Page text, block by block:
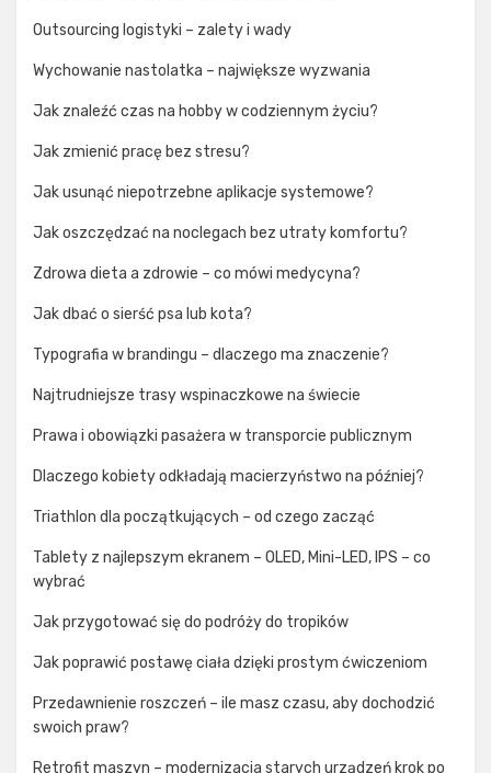
Outsourcing logistyki – zalety i wady
Wychowanie nastolatka – największe wyzwania
Jak znaleźć czas na hobby w codziennym życiu?
Jak zmienić pracę bez stresu?
Jak usunąć niepotrzebne aplikacje systemowe?
Jak oszczędzać na noclegach bez utraty komfortu?
Zdrowa dieta a zdrowie – co mówi medycyna?
Jak dbać o sierść psa lub kota?
Typografia w brandingu – dlaczego ma znaczenie?
Najtrudniejsze trasy wspinaczkowe na świecie
Prawa i obowiązki pasażera w transporcie publicznym
Dlaczego kobiety odkładają macierzyństwo na później?
Triathlon dla początkujących – od czego zacząć
Tablety z najlepszym ekranem – OLED, Mini-LED, IPS – co
wybrać
Jak przygotować się do podróży do tropików
Jak poprawić postawę ciała dzięki prostym ćwiczeniom
Przedawnienie roszczeń – ile masz czasu, aby dochodzić
swoich praw?
Retrofit maszyn – modernizacja starych urządzeń krok po